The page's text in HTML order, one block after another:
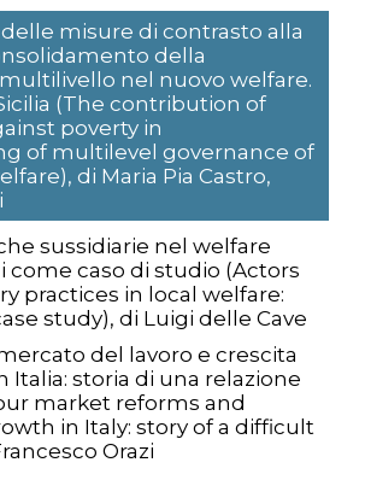
misure di contrasto alla
della
nel nuovo welfare.
(The contribution of
poverty in
of multilevel governance of
di Maria Pia Castro,
sussidiarie nel welfare
come caso di studio (Actors
practices in local welfare:
study), di Luigi delle Cave
del lavoro e crescita
Italia: storia di una relazione
market reforms and
in Italy: story of a difficult
Orazi